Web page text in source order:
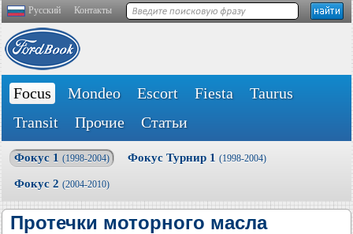
Русский Контакты
Focus Mondeo Escort Fiesta
Taurus
Transit
Прочие Статьи
Фокус 1 (1998-2004) Фокус Турнир 1 (1998-2004)
Фокус 2 (2004-2010)
Протечки моторного масла